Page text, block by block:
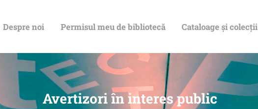
Despre noi Permisul meu de bibliotecă Cataloage și colecții
Avertizori în interes public
DE BIBLIOTECĂ
CATALOAGE ȘI